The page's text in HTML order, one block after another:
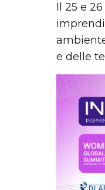
Il 25 e
e delle